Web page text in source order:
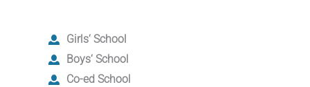
Girls‘ School
Boys‘ School
Co-ed School